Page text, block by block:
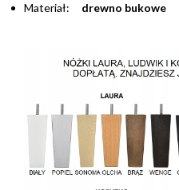
Materiał: drewno bukowe